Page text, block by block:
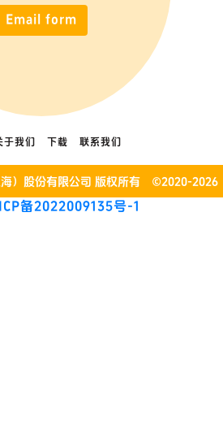
Email form
于我们 下载 联系我们
海）股份有限公司 版权所有 ©2020-2026
备2022009135号-1